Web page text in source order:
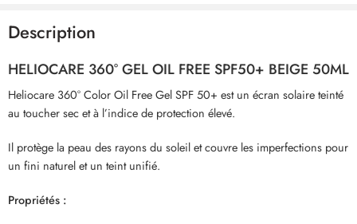
Description
HELIOCARE 360° GEL OIL FREE SPF50+ BEIGE 50ML
Heliocare 360° Color Oil Free Gel SPF 50+ est un écran solaire teinté
au toucher sec et à l’indice de protection élevé.
Il protège la peau des rayons du soleil et couvre les imperfections pour
un fini naturel et un teint unifié.
Propriétés :